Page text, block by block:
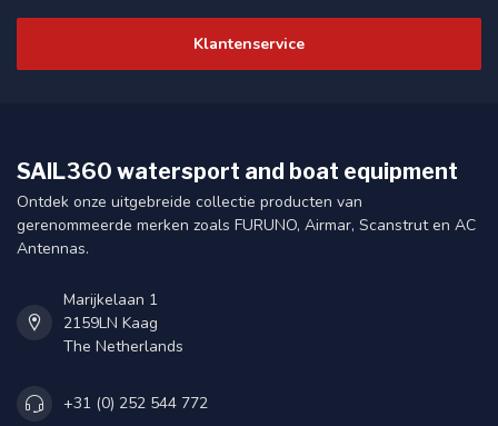
Klantenservice
SAIL360 watersport and boat equipment
Ontdek onze uitgebreide collectie producten van
gerenommeerde merken zoals FURUNO, Airmar, Scanstrut en AC
Antennas.
Marijkelaan 1
2159LN Kaag
The Netherlands
+31 (0) 252 544 772